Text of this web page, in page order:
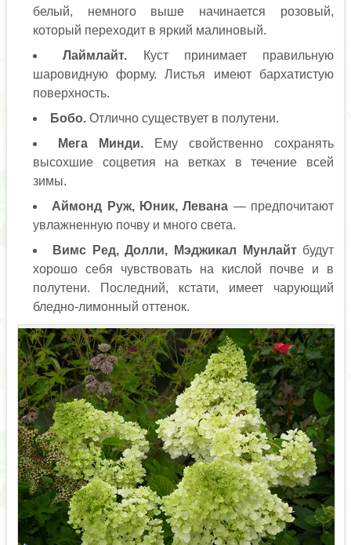
белый, немного выше начинается розовый,
который переходит в яркий малиновый.
Лаймлайт. Куст принимает правильную
шаровидную форму. Листья имеют бархатистую
поверхность.
Бобо.Отлично существует в полутени.
Мега Минди.Ему свойственно сохранять
высохшие соцветия на ветках в течение всей
зимы.
Аймонд Руж, Юник, Левана — предпочитают
увлажненную почву и много света.
Вимс Ред, Долли, Мэджикал Мунлайтбудут
хорошо себя чувствовать на кислой почве и в
полутени. Последний, кстати, имеет чарующий
бледно-лимонный оттенок.